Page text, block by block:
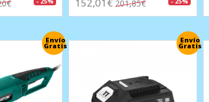
201,85€
Envío
Gratis
Envío
Gratis